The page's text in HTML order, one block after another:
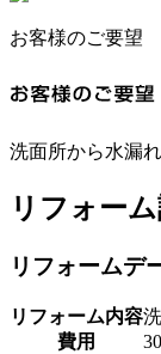
お客様のご要望
洗面所から水漏
リフォー
リフォームデ
リフォーム内容
費用